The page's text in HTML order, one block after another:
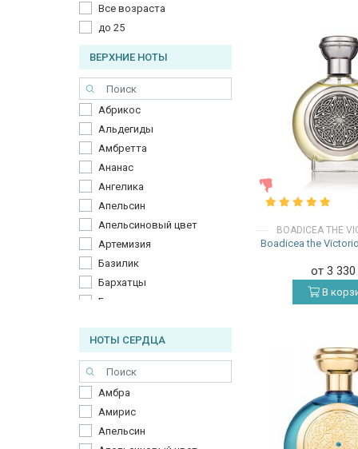
Все возраста
до 25
ВЕРХНИЕ НОТЫ
Абрикос
Альдегиды
Амбретта
Ананас
Ангелика
Апельсин
Апельсиновый цвет
Артемизия
Базилик
Бархатцы
Бергамот
Болгарская роза
Виски
Вишня
Гальбанум
Гвоздика
Герань
НОТЫ СЕРДЦА
Амбра
Амирис
Апельсин
ЖЕНСКИЕ
BOADICEA THE
Boadicea the
от 3
В